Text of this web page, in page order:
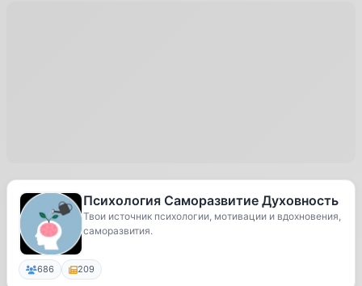
Психология Саморазвитие Духовность
Твои источник психологии, мотивации и вдохновения,
саморазвития.
686 209